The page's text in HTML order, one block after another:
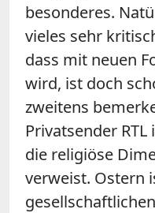
besonderes.
vieles sehr
dass mit neuen
wird, ist doch
zweitens
Privatsender
die religiöse
verweist. Ostern